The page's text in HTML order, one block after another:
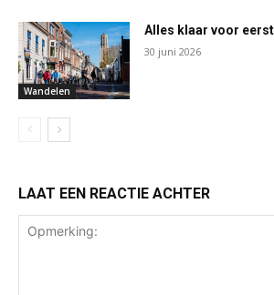
Wandelen
Alles klaar voor
30 juni 2026
LAAT EEN REACTIE ACHTER